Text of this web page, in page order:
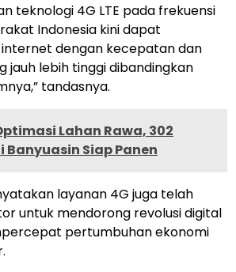
teknologi 4G LTE pada frekuensi
Indonesia kini dapat
dengan kecepatan dan
jauh lebih tinggi dibandingkan
tandasnya.
Lahan Rawa, 302
Banyuasin Siap Panen
layanan 4G juga telah
untuk mendorong revolusi digital
pertumbuhan ekonomi